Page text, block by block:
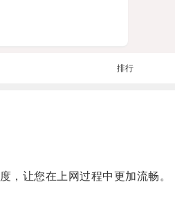
排行
让您在上网过程中更加流畅。